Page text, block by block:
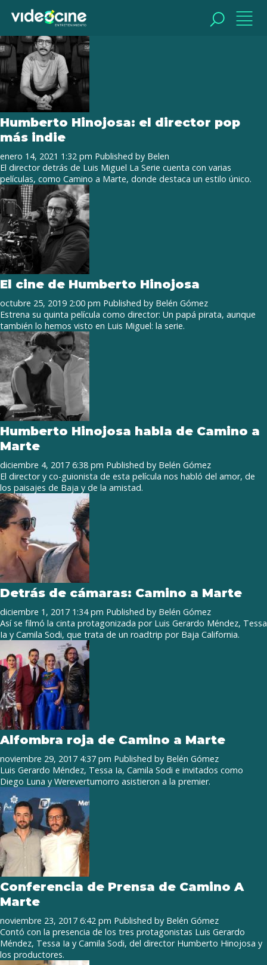
Tag Archive: Humberto Hinojosa
Humberto Hinojosa: el director pop
más indie
enero 14, 2021 1:32 pm Published by Belen
El director detrás de Luis Miguel La Serie cuenta con varias
películas, como Camino a Marte, donde destaca un estilo único.
El cine de Humberto Hinojosa
octubre 25, 2019 2:00 pm Published by Belén Gómez
Estrena su quinta película como director: Un papá pirata, aunque
también lo hemos visto en Luis Miguel: la serie.
Humberto Hinojosa habla de Camino a
Marte
diciembre 4, 2017 6:38 pm Published by Belén Gómez
El director y co-guionista de esta película nos habló del amor, de
los paisajes de Baja y de la amistad.
Detrás de cámaras: Camino a Marte
diciembre 1, 2017 1:34 pm Published by Belén Gómez
Así se filmó la cinta protagonizada por Luis Gerardo Méndez, Tessa
Ia y Camila Sodi, que trata de un roadtrip por Baja California.
Alfombra roja de Camino a Marte
noviembre 29, 2017 4:37 pm Published by Belén Gómez
Luis Gerardo Méndez, Tessa Ia, Camila Sodi e invitados como
Diego Luna y Werevertumorro asistieron a la premier.
Conferencia de Prensa de Camino A
Marte
noviembre 23, 2017 6:42 pm Published by Belén Gómez
Contó con la presencia de los tres protagonistas Luis Gerardo
Méndez, Tessa Ia y Camila Sodi, del director Humberto Hinojosa y
los productores.